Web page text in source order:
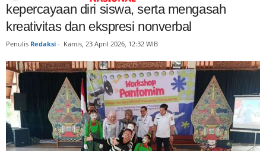
kepercayaan diri siswa, serta mengasah
kreativitas dan ekspresi nonverbal
Penulis Redaksi - Kamis, 23 April 2026, 12:32 WIB